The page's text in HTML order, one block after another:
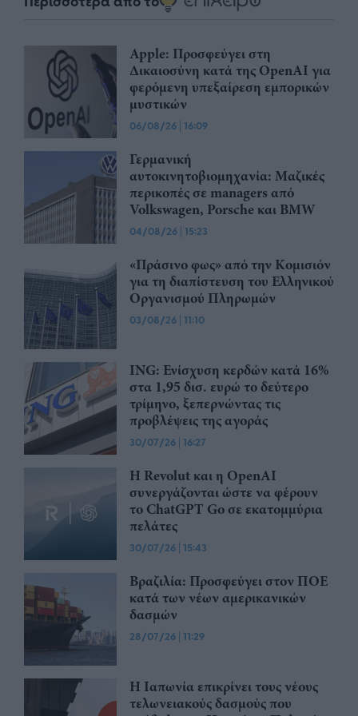
Apple: Προσφεύγει στη
Δικαιοσύνη κατά της OpenAI για
φερόμενη υπεξαίρεση εμπορικών
μυστικών
06/08/26 | 16:09
Γερμανική
αυτοκινητοβιομηχανία: Μαζικές
περικοπές σε managers από
Volkswagen, Porsche και BMW
04/08/26 | 15:23
«Πράσινο φως» από την Κομισιόν
για τη διαπίστευση του Ελληνικού
Οργανισμού Πληρωμών
03/08/26 | 11:10
ING: Ενίσχυση κερδών κατά 16%
στα 1,95 δισ. ευρώ το δεύτερο
τρίμηνο, ξεπερνώντας τις
προβλέψεις της αγοράς
30/07/26 | 16:27
Η Revolut και η OpenAI
συνεργάζονται ώστε να φέρουν
το ChatGPT Go σε εκατομμύρια
πελάτες
30/07/26 | 15:43
Βραζιλία: Προσφεύγει στον ΠΟΕ
κατά των νέων αμερικανικών
δασμών
28/07/26 | 11:29
Η Ιαπωνία επικρίνει τους νέους
τελωνειακούς δασμούς που